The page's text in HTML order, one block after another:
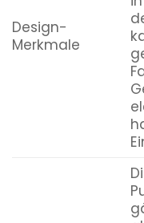
Design-
Merkmale